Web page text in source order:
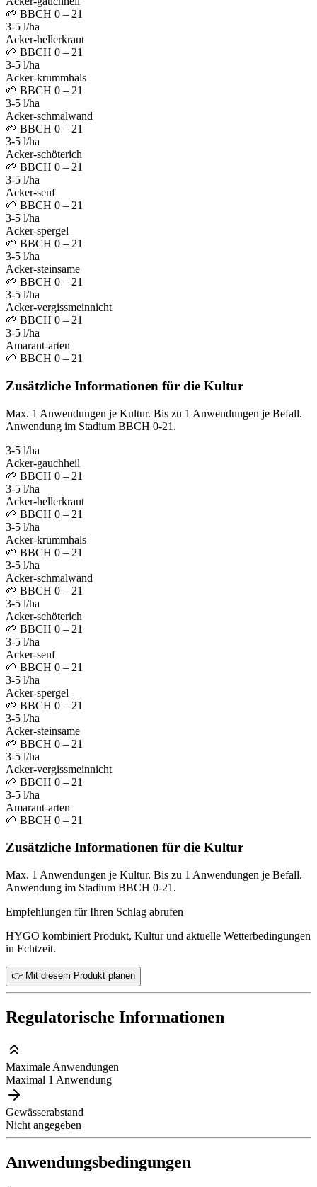
🌱 BBCH 0 – 21
3-5 l/ha
Acker-hellerkraut
🌱 BBCH 0 – 21
3-5 l/ha
Acker-krummhals
🌱 BBCH 0 – 21
3-5 l/ha
Acker-schmalwand
🌱 BBCH 0 – 21
3-5 l/ha
Acker-schöterich
🌱 BBCH 0 – 21
3-5 l/ha
Acker-senf
🌱 BBCH 0 – 21
3-5 l/ha
Acker-spergel
🌱 BBCH 0 – 21
3-5 l/ha
Acker-steinsame
🌱 BBCH 0 – 21
3-5 l/ha
Acker-vergissmeinnicht
🌱 BBCH 0 – 21
3-5 l/ha
Amarant-arten
🌱 BBCH 0 – 21
Zusätzliche Informationen für die Kultur
Max. 1 Anwendungen je Kultur. Bis zu 1 Anwendungen je Befall.
Anwendung im Stadium BBCH 0-21.
3-5 l/ha
Acker-gauchheil
🌱 BBCH 0 – 21
3-5 l/ha
Acker-hellerkraut
🌱 BBCH 0 – 21
3-5 l/ha
Acker-krummhals
🌱 BBCH 0 – 21
3-5 l/ha
Acker-schmalwand
🌱 BBCH 0 – 21
3-5 l/ha
Acker-schöterich
🌱 BBCH 0 – 21
3-5 l/ha
Acker-senf
🌱 BBCH 0 – 21
3-5 l/ha
Acker-spergel
🌱 BBCH 0 – 21
3-5 l/ha
Acker-steinsame
🌱 BBCH 0 – 21
3-5 l/ha
Acker-vergissmeinnicht
🌱 BBCH 0 – 21
3-5 l/ha
Amarant-arten
🌱 BBCH 0 – 21
Zusätzliche Informationen für die Kultur
Max. 1 Anwendungen je Kultur. Bis zu 1 Anwendungen je Befall.
Anwendung im Stadium BBCH 0-21.
Empfehlungen für Ihren Schlag abrufen
HYGO kombiniert Produkt, Kultur und aktuelle Wetterbedingungen
in Echtzeit.
👉 Mit diesem Produkt planen
Regulatorische Informationen
Maximale Anwendungen
Maximal 1 Anwendung
Gewässerabstand
Nicht angegeben
Anwendungsbedingungen